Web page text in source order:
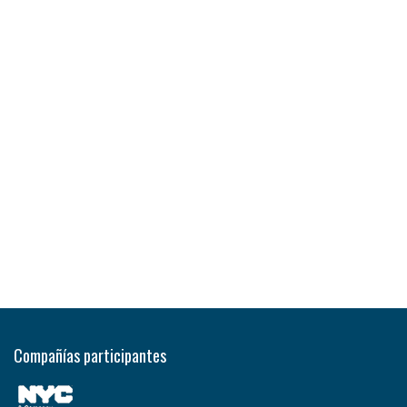
Compañías participantes